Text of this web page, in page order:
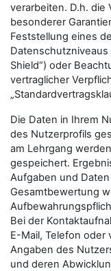
verarbeiten. D.h. die
besonderer
Feststellung eines
Datenschutzniveaus
Shield“) oder
vertraglicher
Die Daten in Ihrem
des Nutzerprofils
am Lehrgang
gespeichert.
Aufgaben und
Gesamtbewertung
Bei der
E-Mail, Telefon oder
Angaben des
und deren